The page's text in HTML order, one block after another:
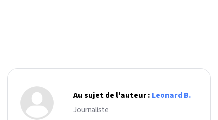
Au sujet de l'auteur : Leonard B.
Journaliste